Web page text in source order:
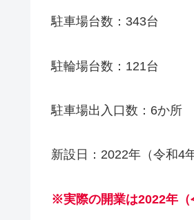
駐車場台数：343台
駐輪場台数：121台
駐車場出入口数：6か所
新設日：2022年（令和4
※実際の開業は2022年（